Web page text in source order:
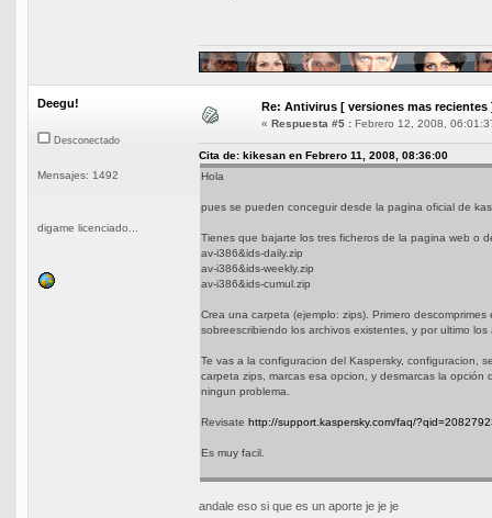
Deegu!
Desconectado
Mensajes: 1492
digame licenciado...
Re: Antivirus [ versiones mas recientes
« Respuesta #5 : Febrero 12, 2008,
Cita de: kikesan en Febrero 11, 2008, 08:36:00
Hola
pues se pueden conceguir desde la pagina oficial de
Tienes que bajarte los tres ficheros de la pagina web o
av-i386&ids-daily.zip
av-i386&ids-weekly.zip
av-i386&ids-cumul.zip
Crea una carpeta (ejemplo: zips). Primero
sobreescribiendo los archivos existentes, y por ultimo los
Te vas a la configuracion del Kaspersky, configuracion,
carpeta zips, marcas esa opcion, y desmarcas la
ningun problema.
Revisate http://support.kaspersky.com/faq/
Es muy facil.
andale eso si que es un aporte je je je